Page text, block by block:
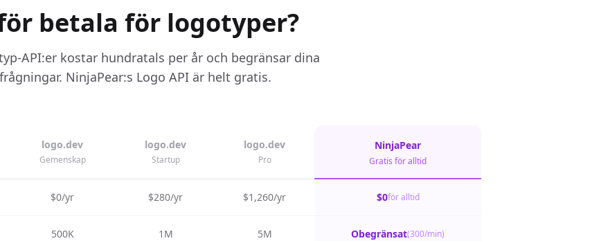
betala för logotyper?
API:er kostar hundratals per år och begränsar dina
NinjaPear:s Logo API är helt gratis.
logo.dev
Gemenskap
logo.dev
Startup
logo.dev
Pro
NinjaPear
Gratis för alltid
$0/yr $280/yr $1,260/yr $0för alltid
500K 1M 5M Obegränsat(300/min)